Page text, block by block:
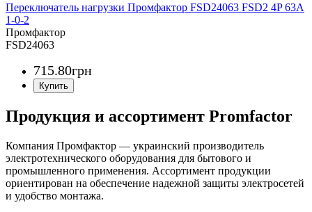
Переключатель нагрузки Промфактор FSD24063 FSD2 4P 63A
1-0-2
Промфактор
FSD24063
715.80грн
Продукция и ассортимент Promfactor
Компания Промфактор — украинский производитель
электротехнического оборудования для бытового и
промышленного применения. Ассортимент продукции
ориентирован на обеспечение надежной защиты электросетей
и удобство монтажа.